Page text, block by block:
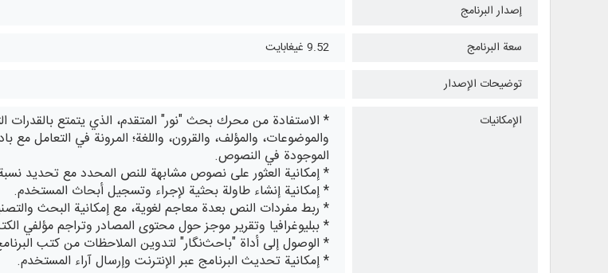
إصدار البرنامج
سعة البرنامج
9.52 غيغابايت
توضيحات الإصدار
الإمكانيات
* الاستفادة من محرك بحث "نور" المتقدم، الذي يتمتع بالقدرات
والموضوعات، والمؤلف، والقرون، واللغة؛ المرونة في التعامل مع
الموجودة في النصوص.
* إمكانية العثور على نصوص مشابهة للنص المحدد مع تحديد
* إمكانية إنشاء طاولة بحثية لإجراء وتسجيل أبحاث المستخدم.
* ربط مفردات النص بعدة معاجم لغوية، مع إمكانية البحث
* ببليوغرافيا وتقرير موجز حول محتوى المصادر وتراجم مؤلفي
* الوصول إلى أداة "باحث‌نگار" لتدوين الملاحظات من كتب
* إمكانية تحديث البرنامج عبر الإنترنت وإرسال آراء المستخدم.